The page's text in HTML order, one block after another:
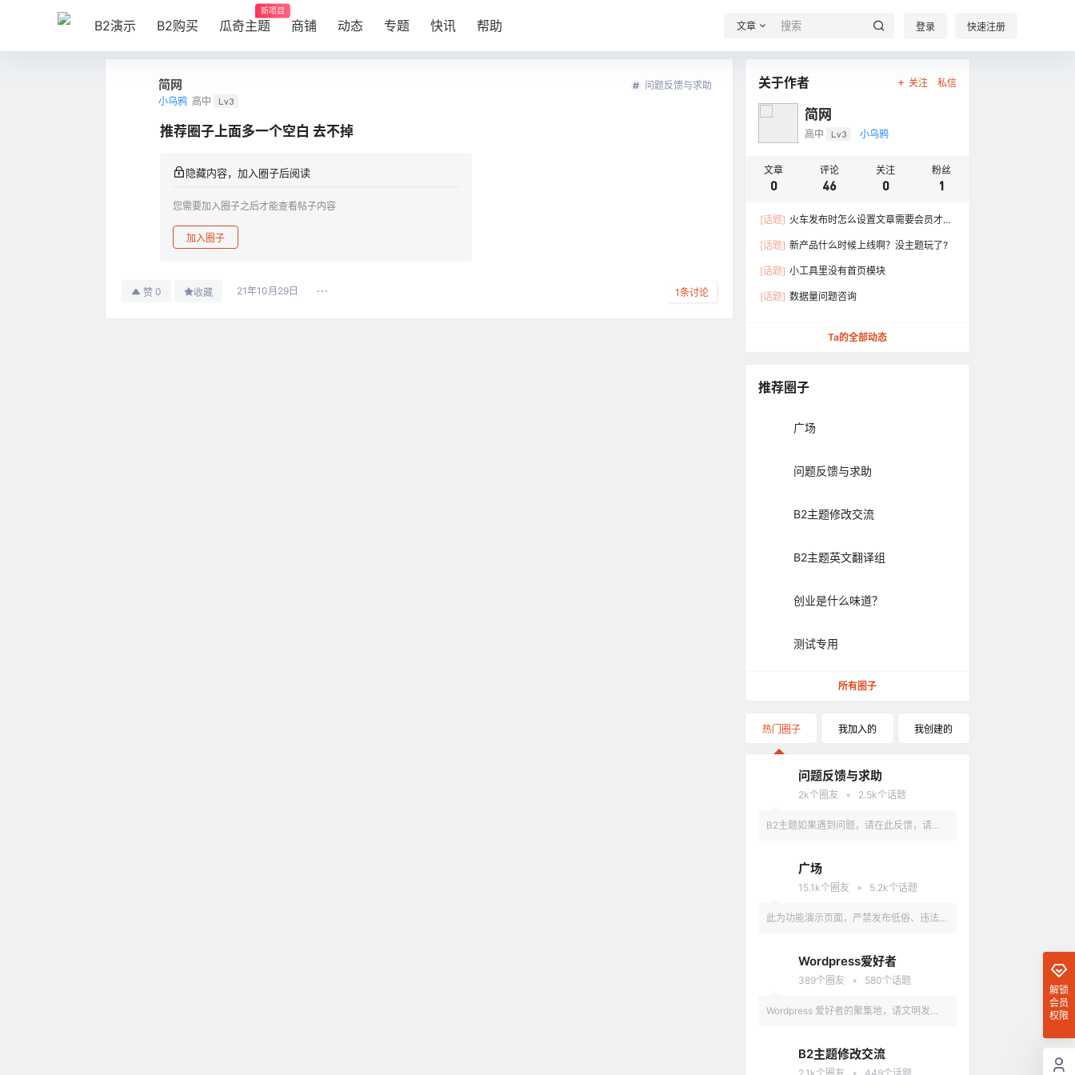
B2演示 B2购买 瓜奇主题
新项目
商铺 动态 专题 快讯 帮助 文章 登录 快速注册
简网
小乌鸦 高中 Lv3
问题反馈与求助
推荐圈子上面多一个空白 去不掉
隐藏内容，加入圈子后阅读
您需要加入圈子之后才能查看帖子内容
加入圈子
赞 0 收藏 21年10月29日 1条讨论
关于作者 关注 私信
简网
高中 Lv3 小乌鸦
文章
0
评论
46
关注
0
粉丝
1
[话题] 火车发布时怎么设置文章需要会员才可
[话题] 新产品什么时候上线啊？没主题玩了?
[话题] 小工具里没有首页模块
[话题] 数据量问题咨询
Ta的全部动态
推荐圈子
广场
问题反馈与求助
B2主题修改交流
B2主题英文翻译组
创业是什么味道？
测试专用
所有圈子
热门圈子 我加入的 我创建的
问题反馈与求助
2k个圈友 • 2.5k个话题
B2主题如果遇到问题，请在此反馈，请具
广场
15.1k个圈友 • 5.2k个话题
此为功能演示页面，严禁发布低俗、违法、
Wordpress爱好者
389个圈友 • 580个话题
Wordpress 爱好者的聚集地，请文明发
B2主题修改交流
解锁
会员
权限